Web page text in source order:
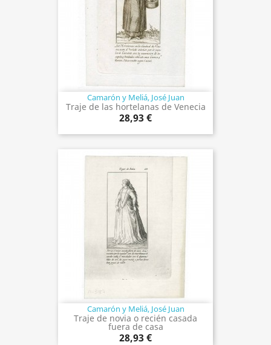
Camarón y Meliá, José Juan
Traje de las hortelanas de Venecia
28,93 €
Camarón y Meliá, José Juan
Traje de novia o recién casada
fuera de casa
28,93 €